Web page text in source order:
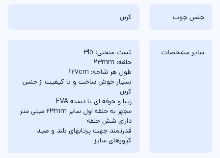
جنس چوب کربن
سایر مشخصات
تست منحنی: 3lb
حلقه: 23mm
طول هر شاخه: 127cm
بسيار خوش ساخت و با كيفيت از جنس
کربن
زيبا و حرفه ای با دسته EVA
مجهز به حلقه اول سايز 23mm میلی متر
دارای شش حلقه
قدرتمند جهت پرتابهای بلند و صيد
كپورهای سايز